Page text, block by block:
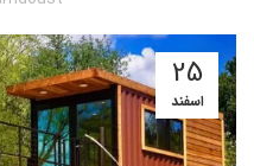
25
اسفند